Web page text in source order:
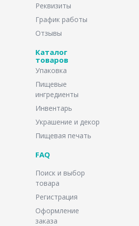
Реквизиты
График работы
Отзывы
Каталог
товаров
Упаковка
Пищевые
ингредиенты
Инвентарь
Украшение и декор
Пищевая печать
FAQ
Поиск и выбор
товара
Регистрация
Оформление
заказа